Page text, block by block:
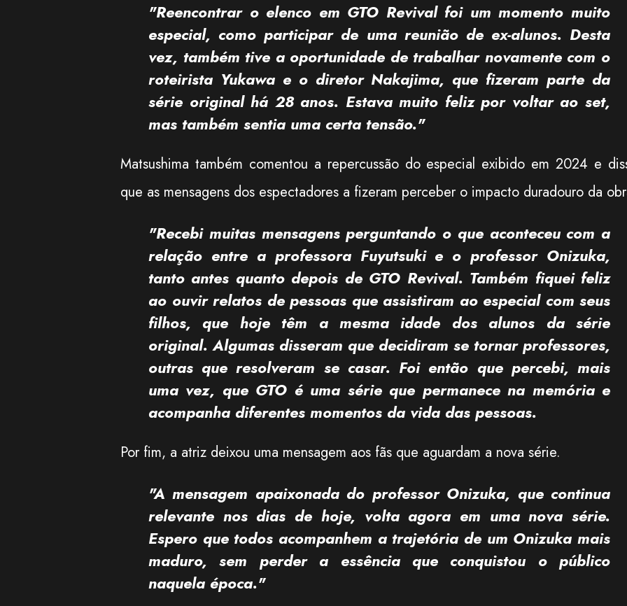
"Reencontrar o elenco em GTO Revivalfoi um momento muito
especial, como participar de uma reunião de ex-alunos. Desta
vez, também tive a oportunidade de trabalhar novamente com o
roteirista Yukawa e o diretor Nakajima, que fizeram parte da
série original há 28 anos. Estava muito feliz por voltar ao set,
mas também sentia uma certa tensão."
Matsushima também comentou a repercussão do especial exibido em 2024 e
que as mensagens dos espectadores a fizeram perceber o impacto duradouro da
"Recebi muitas mensagens perguntando o que aconteceu com a
relação entre a professora Fuyutsuki e o professor Onizuka,
tanto antes quanto depois de GTO Revival. Também fiquei feliz
ao ouvir relatos de pessoas que assistiram ao especial com seus
filhos, que hoje têm a mesma idade dos alunos da série
original.Algumas disseram que decidiram se tornar professores,
outras que resolveram se casar. Foi então que percebi, mais
uma vez, que GTO é uma série que permanece na memória e
acompanha diferentes momentos da vida das pessoas.
Por fim, a atriz deixou uma mensagem aos fãs que aguardam a nova série.
"A mensagem apaixonada do professor Onizuka, que continua
relevante nos dias de hoje, volta agora em uma nova série.
Espero que todos acompanhem a trajetória de um Onizuka mais
maduro, sem perder a essência que conquistou o público
naquela época."